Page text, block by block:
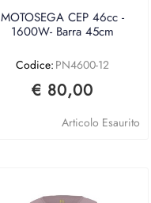
MOTOSEGA CEP 46cc -
1600W- Barra 45cm
Codice: PN4600-12
€ 80,00
Articolo Esaurito